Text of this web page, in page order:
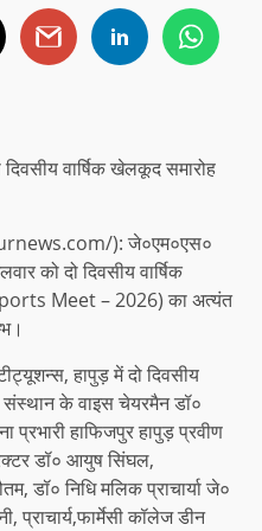
वार्षिक खेलकूद समारोह
): जे०एम०एस०
को दो दिवसीय वार्षिक
Meet – 2026) का अत्यंत
हापुड़ में दो दिवसीय
संस्थान के वाइस चेयरमैन डॉ०
प्रभारी हाफिजपुर हापुड़ प्रवीण
डॉ० आयुष सिंघल,
डॉ० निधि मलिक प्राचार्या जे०
प्राचार्य,फार्मेसी कॉलेज डीन